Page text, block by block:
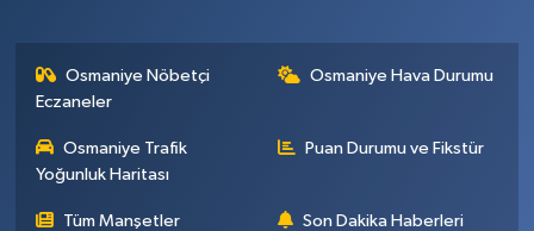
Osmaniye Nöbetçi
Eczaneler
Osmaniye Hava Durumu
Osmaniye Trafik
Yoğunluk Haritası
Puan Durumu ve Fikstür
Tüm Manşetler Son Dakika Haberleri